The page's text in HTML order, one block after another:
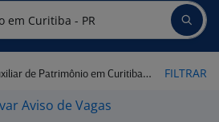
de Patrimônio em Curitiba - PR FILTRAR
Aviso de Vagas